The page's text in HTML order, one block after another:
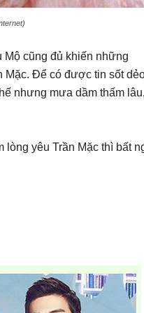
Mộ cũng đủ khiến những
Mặc. Để có được tin sốt
nhưng mưa dầm thấm lâu,
lòng yêu Trần Mặc thì bất